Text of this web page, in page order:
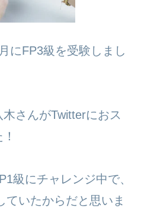
にFP3級を受験しまし
さんがTwitterにおス
級にチャレンジ中で、
ていたからだと思いま